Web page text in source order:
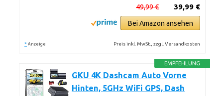
39,99 €
49,99 €
Bei Amazon ansehen
* Anzeige Preis inkl. MwSt., zzgl. Versandkosten
EMPFEHLUNG
GKU 4K Dashcam Auto Vorne
Hinten, 5GHz WiFi GPS, Dash